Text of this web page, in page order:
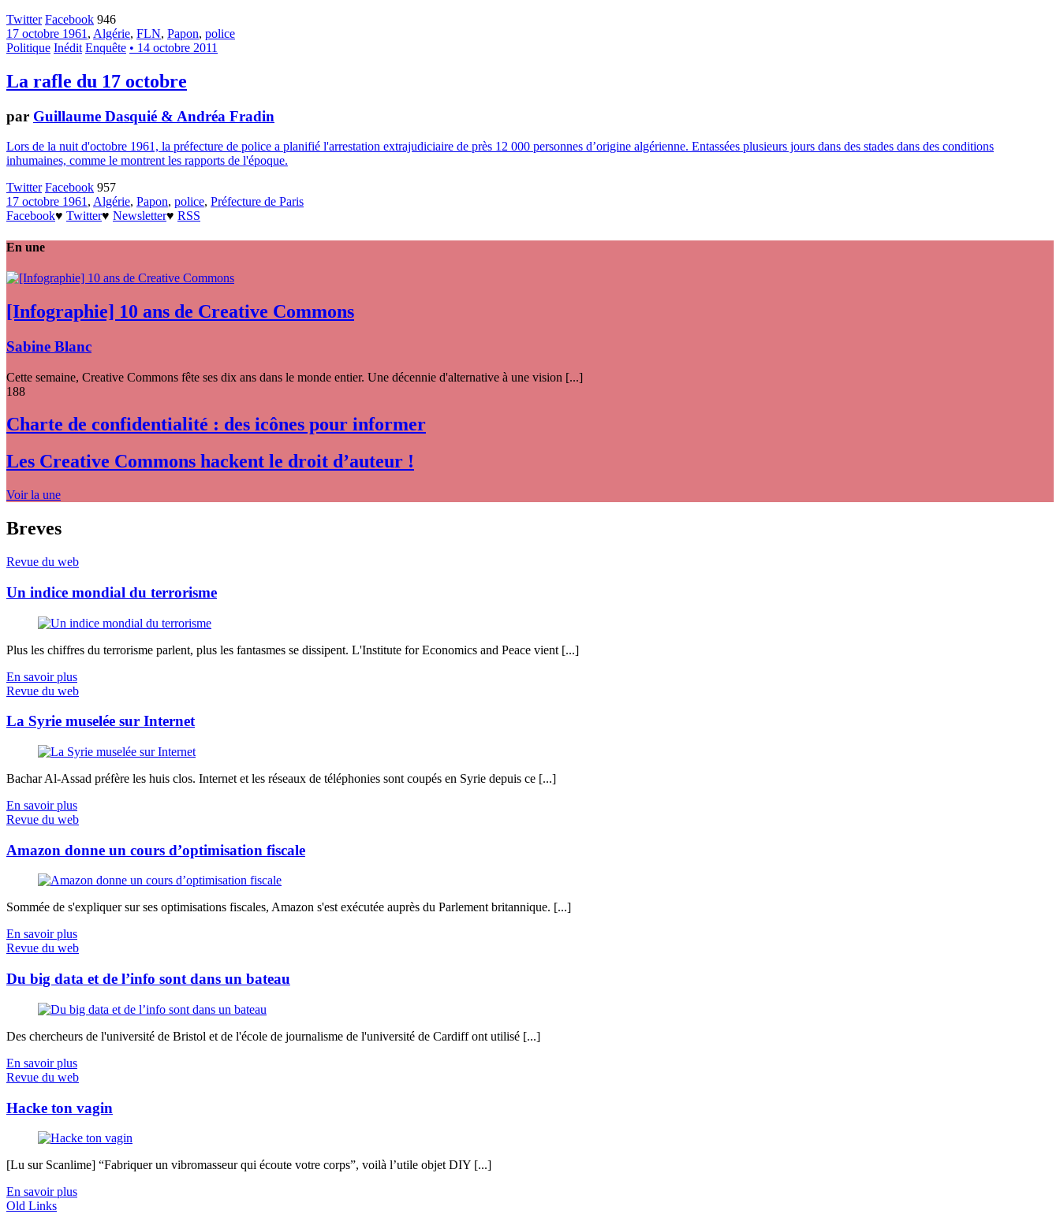
Twitter Facebook 946
17 octobre 1961 , Algérie, FLN, Papon, police
Politique Inédit Enquête • 14 octobre 2011
La rafle du 17 octobre
par Guillaume Dasquié & Andréa Fradin
Lors de la nuit d'octobre 1961, la préfecture de police a planifié l'arrestation extrajudiciaire de près 12 000 personnes d’origine algérienne. Entassées plusieurs jours dans des stades dans des conditions
inhumaines, comme le montrent les rapports de l'époque.
Twitter Facebook 957
17 octobre 1961, Algérie, Papon, police, Préfecture de Paris
Facebook♥ Twitter♥ Newsletter♥ RSS
En une
[Infographie] 10 ans de Creative Commons
Sabine Blanc
Cette semaine, Creative Commons fête ses dix ans dans le monde entier. Une décennie d'alternative à une vision [...]
188
Charte de confidentialité : des icônes pour informer
Les Creative Commons hackent le droit d’auteur !
Voir la une
Breves
Revue du web
Un indice mondial du terrorisme
Plus les chiffres du terrorisme parlent, plus les fantasmes se dissipent. L'Institute for Economics and Peace vient [...]
En savoir plus
Revue du web
La Syrie muselée sur Internet
Bachar Al-Assad préfère les huis clos. Internet et les réseaux de téléphonies sont coupés en Syrie depuis ce [...]
En savoir plus
Revue du web
Amazon donne un cours d’optimisation fiscale
Sommée de s'expliquer sur ses optimisations fiscales, Amazon s'est exécutée auprès du Parlement britannique. [...]
En savoir plus
Revue du web
Du big data et de l’info sont dans un bateau
Des chercheurs de l'université de Bristol et de l'école de journalisme de l'université de Cardiff ont utilisé [...]
En savoir plus
Revue du web
Hacke ton vagin
[Lu sur Scanlime] “Fabriquer un vibromasseur qui écoute votre corps”, voilà l’utile objet DIY [...]
En savoir plus
Old Links